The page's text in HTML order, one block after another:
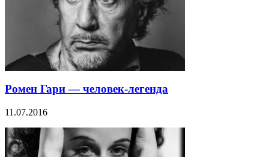
Ромен Гари — человек-легенда
11.07.2016